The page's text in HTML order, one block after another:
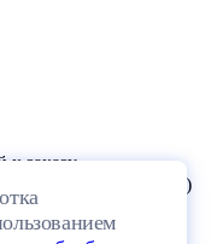
к заказу
стройматериалов)
эту область